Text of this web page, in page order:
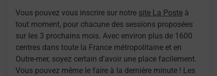
Vous pouvez vous inscrire sur notre site La Poste à
tout moment, pour chacune des sessions proposées
sur les 3 prochains mois. Avec environ plus de 1600
centres dans toute la France métropolitaine et en
Outre-mer, soyez certain d'avoir une place facilement.
Vous pouvez même le faire à la dernière minute ! Les